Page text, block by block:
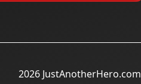
2026 JustAnotherHero.com